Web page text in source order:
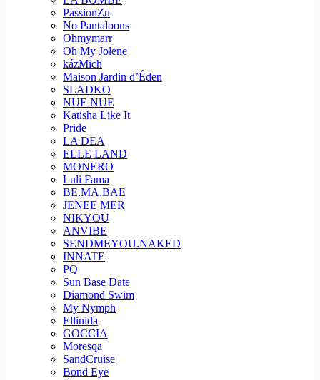
PassionZu
No Pantaloons
Ohmymarr
Oh My Jolene
kázMich
Maison Jardin d’Éden
SLADKO
NUE NUE
Katisha Like It
Pride
LA DEA
ELLE LAND
MONERO
Luli Fama
BE.MA.BAE
JENEE MER
NIKYOU
ANVIBE
SENDMEYOU.NAKED
INNATE
PQ
Sun Base Date
Diamond Swim
My Nymph
Ellinida
GOCCIA
Moresqa
SandCruise
Bond Eye